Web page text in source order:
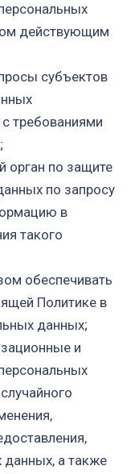
действующим
субъектов
с требованиями
орган по защите
по запросу
в
такого
обеспечивать
Политике в
данных;
и
данных, а также